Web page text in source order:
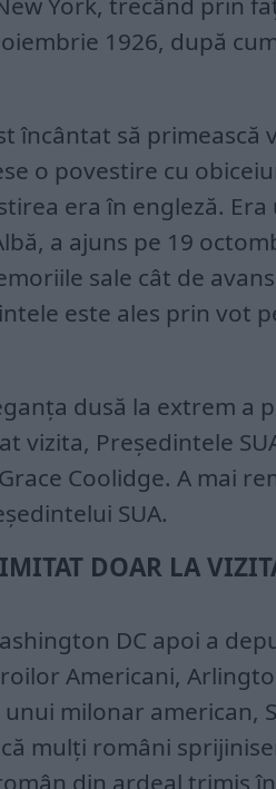
1926, după
încântat să primească
o povestire cu
era în engleză. Era
a ajuns pe 19
sale cât de
este ales prin vot
dusă la extrem a
vizita, Președintele
Coolidge. A mai
SUA.
DOAR LA
DC apoi a
Americani,
milonar american,
mulți români
din ardeal trimis în